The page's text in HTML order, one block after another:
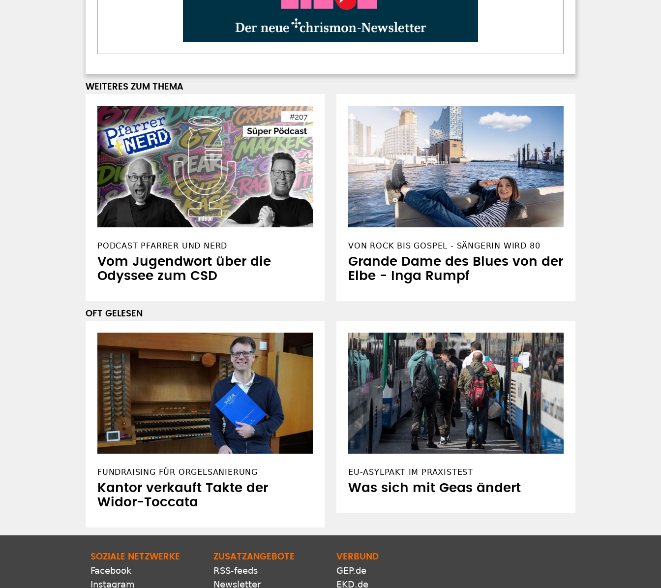
WEITERES ZUM THEMA
PODCAST PFARRER UND NERD
Vom Jugendwort über die
Odyssee zum CSD
VON ROCK BIS GOSPEL - SÄNGERIN WIRD 80
Grande Dame des Blues von der
Elbe - Inga Rumpf
OFT GELESEN
FUNDRAISING FÜR ORGELSANIERUNG
Kantor verkauft Takte der
Widor-Toccata
EU-ASYLPAKT IM PRAXISTEST
Was sich mit Geas ändert
SOZIALE NETZWERKE
Facebook
Instagram
ZUSATZANGEBOTE
RSS-feeds
Newsletter
VERBUND
GEP.de
EKD.de